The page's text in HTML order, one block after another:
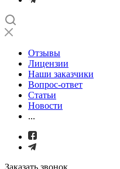
Отзывы
Лицензии
Наши заказчики
Вопрос-ответ
Статьи
Новости
...
Заказать звонок